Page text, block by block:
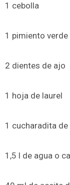
1 cebolla
1 pimiento verde
2 dientes de ajo
1 hoja de laurel
1 cucharadita
1,5 l de agua o